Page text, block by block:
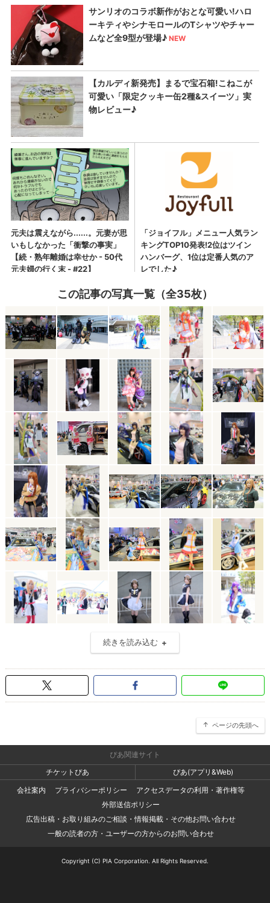
この記事の写真一覧（全35枚）
続きを読み込む
ページの先頭へ
ぴあ関連サイト
チケットぴあ
ぴあ(アプリ&Web)
会社案内
プライバシーポリシー
アクセスデータの利用・著作権等
外部送信ポリシー
広告出稿・お取り組みのご相談・情報掲載・その他お問い合わせ
一般の読者の方・ユーザーの方からのお問い合わせ
Copyright (C) PIA Corporation. All Rights Reserved.